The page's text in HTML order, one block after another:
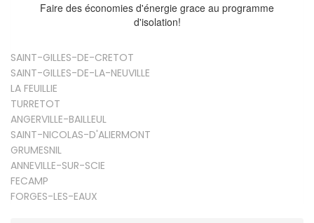
Faire des économies d'énergie grace au programme
d'isolation!
SAINT-GILLES-DE-CRETOT
SAINT-GILLES-DE-LA-NEUVILLE
LA FEUILLIE
TURRETOT
ANGERVILLE-BAILLEUL
SAINT-NICOLAS-D'ALIERMONT
GRUMESNIL
ANNEVILLE-SUR-SCIE
FECAMP
FORGES-LES-EAUX